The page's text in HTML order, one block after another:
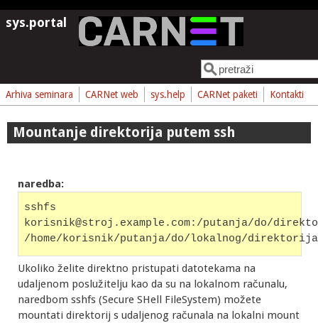
Skoči na glavni sadržaj
sys.portal
Obrazac pretrage
Pretraga
Arhiva seminara CARNet web sys.help CARNet paketi Kontakti
Mountanje direktorija putem ssh
naredba:
sshfs
korisnik@stroj.example.com:/putanja/do/
/home/korisnik/putanja/do/lokalnog/direktorija
Ukoliko želite direktno pristupati datotekama na
udaljenom poslužitelju kao da su na lokalnom računalu,
naredbom sshfs (Secure SHell FileSystem) možete
mountati direktorij s udaljenog računala na lokalni mount